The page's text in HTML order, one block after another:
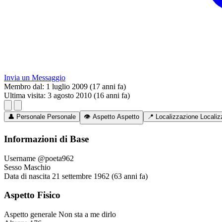
Invia un Messaggio
Membro dal: 1 luglio 2009 (17 anni fa)
Ultima visita: 3 agosto 2010 (16 anni fa)
👤 Personale Personale 👁️ Aspetto Aspetto 📍 Localizzazione
Informazioni di Base
Username @poeta962
Sesso Maschio
Data di nascita 21 settembre 1962 (63 anni fa)
Aspetto Fisico
Aspetto generale Non sta a me dirlo